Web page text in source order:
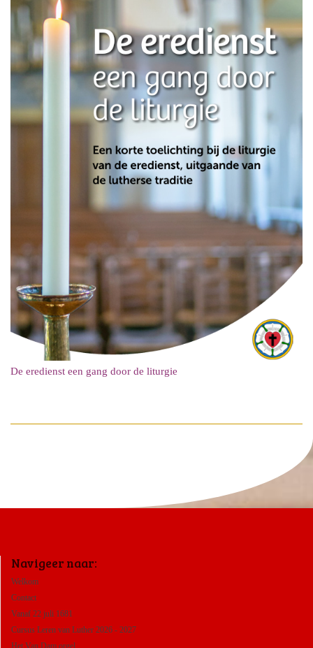
De eredienst een gang door de liturgie
Navigeer naar:
Welkom
Contact
Vanaf 22 juli 1681
Cursus Leren van Luther 2026 - 2027
Het Van Dam orgel